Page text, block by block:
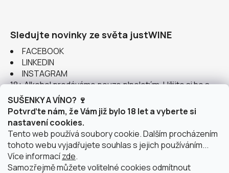
SUŠENKY A VÍNO? 🍷
Potvrďte nám, že Vám již bylo 18 let a vyberte si
nastavení cookies.
Tento web používá soubory cookie. Dalším procházením
tohoto webu vyjadřujete souhlas s jejich používáním...
Více informacízde.
Samozřejmě můžete volitelné cookies odmítnout
Sledujte novinky ze světa justWINE
FACEBOOK
LINKEDIN
INSTAGRAM
18+ Alkohol prodáváme pouze plnoletým. Užijte si ho s
rozumem.
Instagram